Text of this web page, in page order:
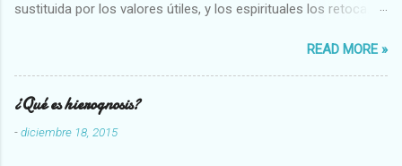
sustituida por los valores útiles, y los espirituales los retoca.
Abundante-Escaso,etc 2 VITALES Sano-Enfermo Selecto-
Vulgar Enérgico-Inerte Fuerte-Débil,etc. 3 ESPIRITUALES a)
Intelectuales Conocimiento-Error Exacto-Aproximado
Evidente-Probable,etc b) Morales Bueno-malo Bondadoso-
malvado Justo-Injusto Escrupuloso-Relajado Leal-Desleal,etc.
READ MORE »
¿Qué es hierognosis?
-diciembre 18, 2015